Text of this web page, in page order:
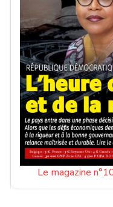
Le magazine